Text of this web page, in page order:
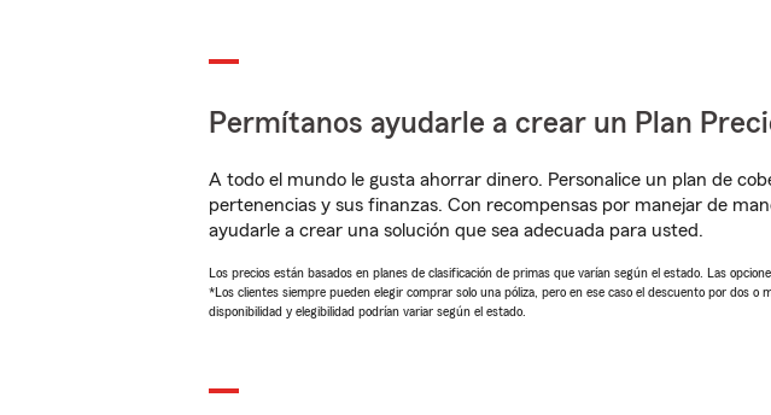
Permítanos ayudarle a crear un Plan
A todo el mundo le gusta ahorrar dinero. Personalice un plan de
pertenencias y sus finanzas. Con recompensas por manejar de
ayudarle a crear una solución que sea adecuada para usted.
Los precios están basados en planes de clasificación de primas que varían según el estado. Las
*Los clientes siempre pueden elegir comprar solo una póliza, pero en ese caso el descuento por dos
disponibilidad y elegibilidad podrían variar según el estado.